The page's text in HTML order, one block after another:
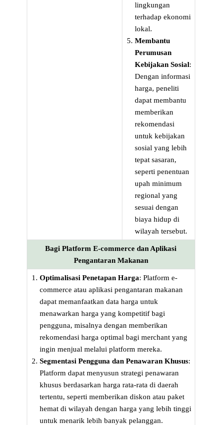
lingkungan
terhadap ekonomi
lokal.
Membantu
Perumusan
Kebijakan Sosial:
Dengan informasi
harga, peneliti
dapat membantu
memberikan
rekomendasi
untuk kebijakan
sosial yang lebih
tepat sasaran,
seperti penentuan
upah minimum
regional yang
sesuai dengan
biaya hidup di
wilayah tersebut.
Bagi Platform E-commerce dan Aplikasi
Pengantaran Makanan
Optimalisasi Penetapan Harga: Platform e-
commerce atau aplikasi pengantaran makanan
dapat memanfaatkan data harga untuk
menawarkan harga yang kompetitif bagi
pengguna, misalnya dengan memberikan
rekomendasi harga optimal bagi merchant yang
ingin menjual melalui platform mereka.
Segmentasi Pengguna dan Penawaran Khusus:
Platform dapat menyusun strategi penawaran
khusus berdasarkan harga rata-rata di daerah
tertentu, seperti memberikan diskon atau paket
hemat di wilayah dengan harga yang lebih tinggi
untuk menarik lebih banyak pelanggan.